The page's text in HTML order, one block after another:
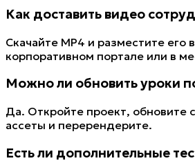
Как доставить видео
Скачайте MP4 и разместите его
корпоративном портале или в
Можно ли обновить уроки
Да. Откройте проект, обновите
ассеты и перерендерите.
Есть ли дополнительные